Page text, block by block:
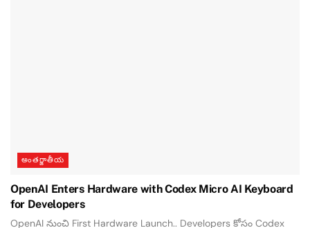
అంతర్జాతీయ
OpenAI Enters Hardware with Codex Micro AI Keyboard
for Developers
OpenAI నుంచి First Hardware Launch.. Developers కోసం Codex